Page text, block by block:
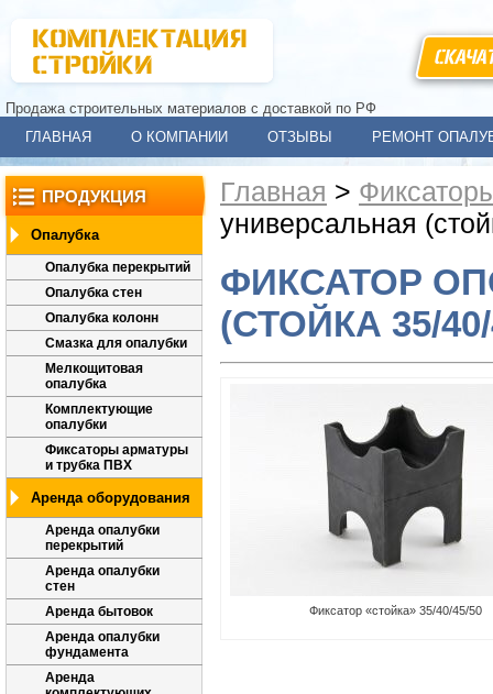
Продажа строительных материалов с доставкой по РФ
ГЛАВНАЯ О КОМПАНИИ ОТЗЫВЫ РЕМОНТ
ПРОДУКЦИЯ
Опалубка
Опалубка перекрытий
Опалубка стен
Опалубка колонн
Смазка для опалубки
Мелкощитовая
опалубка
Комплектующие
опалубки
Фиксаторы арматуры
и трубка ПВХ
Аренда оборудования
Аренда опалубки
перекрытий
Аренда опалубки
стен
Аренда бытовок
Аренда опалубки
фундамента
Аренда
Главная >
универсальная
ФИКСАТОР
(СТОЙКА 35/40/
Фиксатор «стойка» 35/40/45/50